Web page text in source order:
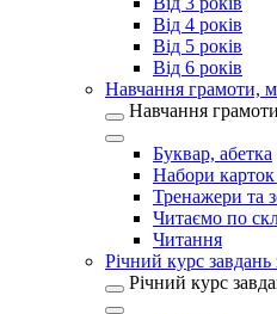
Від 4 років
Від 5 років
Від 6 років
Навчання грамоти,
Навчання
Буквар, абетка
Набори
Тренажери та
Читаємо по
Читання
Річний курс
Річний курс